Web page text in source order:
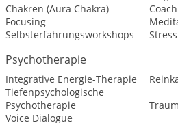
Chakren (Aura Chakra)
Focusing
Selbsterfahrungsworkshops
Psychotherapie
Integrative Energie-Therapie
Tiefenpsychologische
Psychotherapie
Voice Dialogue